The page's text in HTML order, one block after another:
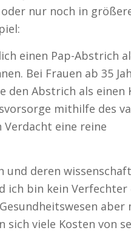
nur noch in
einen Pap-Abstrich
Bei Frauen ab 35
den Abstrich als einen
mithilfe des
eine reine
und deren
ich bin kein Verfechter
aber
sich viele Kosten von